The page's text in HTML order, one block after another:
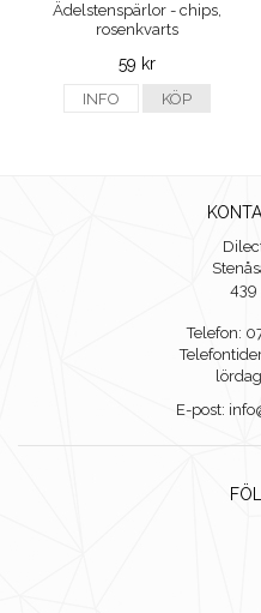
Ädelstenspärlor - chips,
rosenkvarts
59 kr
INFO KÖP
439
Telefon:
E-post: